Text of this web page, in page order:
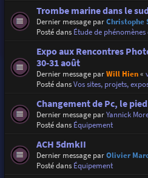
Trombe marine dans le
Dernier message parChristophe
Posté dans Étude de
Expo aux Rencontres
30-31 août
Dernier message parWill Hien«
Posté dansVos sites, projets,
Changement de Pc, le
Dernier message parYannick
Posté dans Équipement
ACH 5dmkII
Dernier message parOlivier
Posté dans Équipement